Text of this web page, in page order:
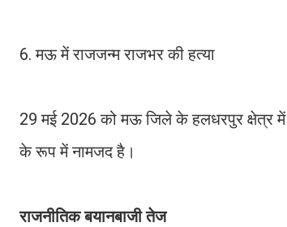
6. मऊ में राजजन्म राजभर की हत्या
29 मई 2026 को मऊ जिले के हलधरपुर क्षेत्र में
के रूप में नामजद है।
राजनीतिक बयानबाजी तेज